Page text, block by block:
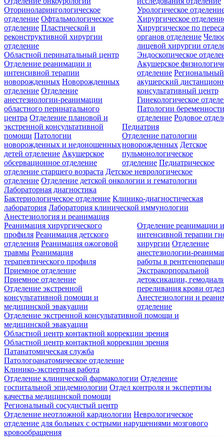
Оториноларингологическое
отделение Офтальмологическое
отделение Пластической и
реконструктивной хирургии
отделение
Урологическое
Хирургическое
Хирургическое по
органов отделение
лицевой хирургии
Эндоскопическое
Областной перинатальный центр
Отделение реанимации и
интенсивной терапии
новорожденных Новорожденных
отделение Отделение
анестезиологии-реанимации
областного перинатального
центра Отделение плановой и
экстренной консультативной
помощи Патологии
новорожденных и недоношенных
детей отделение Акушерское
обсервационное отделение
Акушерское
отделение Региональный
акушерский
консультативный центр
Гинекологическое
Патологии
отделение Родовое
Педиатрия
Отделение патологии
новорожденных Детское
пульмонологическое
отделение Педиатрическое
отделение старшего возраста Детское неврологическое
отделение Отделение детской онкологии и гематологии
Лабораторная диагностика
Бактериологическое отделение Клинико-диагностическая
лаборатория Лаборатория клинической иммунологии
Анестезиология и реанимация
Реанимация хирургического
профиля Реанимация детского
отделения Реанимация ожоговой
травмы Реанимация
терапевтического профиля
Отделение реанимации
интенсивной терапии
хирургии Отделение
анестезиологии-
работы в
Экстракорпоральной
детоксикации,
переливания крови
Анестезиологии и
отделение
Приемное отделение
Приемное отделение
Отделение экстренной
консультативной помощи и
медицинской эвакуации
Отделение экстренной консультативной помощи и
медицинской эвакуации
Областной центр контактной коррекции зрения
Областной центр контактной коррекции зрения
Патанатомическая служба
Патологоанатомическое отделение
Клинико-экспертная работа
Отделение клинической фармакологии Отделение
госпитальной эпидемиологии Отдел контроля и экспертизы
качества медицинской помощи
Региональный сосудистый центр
Отделение неотложной кардиологии Неврологическое
отделение для больных с острыми нарушениями мозгового
кровообращения